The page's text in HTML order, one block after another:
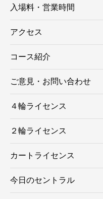
入場料・営業時間
アクセス
コース紹介
ご意見・お問い合わせ
４輪ライセンス
２輪ライセンス
カートライセンス
今日のセントラル